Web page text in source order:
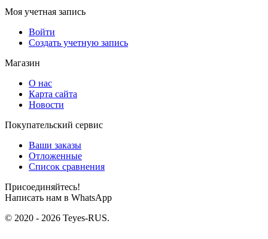
Моя учетная запись
Войти
Создать учетную запись
Магазин
О нас
Карта сайта
Новости
Покупательский сервис
Ваши заказы
Отложенные
Список сравнения
Присоединяйтесь!
Написать нам в WhatsApp
© 2020 - 2026 Teyes-RUS.